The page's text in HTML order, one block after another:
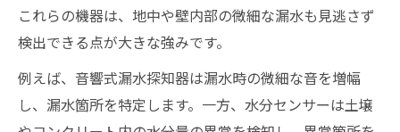
これらの機器は、地中や壁内部の微細な漏水も見逃さず
検出できる点が大きな強みです。
例えば、音響式漏水探知器は漏水時の微細な音を増幅
し、漏水箇所を特定します。一方、水分センサーは土壌